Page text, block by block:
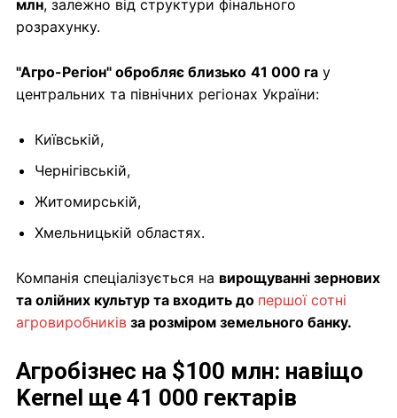
млн, залежно від структури фінального
розрахунку.
"Агро-Регіон" обробляє близько 41 000 га у
центральних та північних регіонах України:
Київській,
Чернігівській,
Житомирській,
Хмельницькій областях.
Компанія спеціалізується на вирощуванні зернових
та олійних культур та входить до першої сотні
агровиробників за розміром земельного банку.
Агробізнес на $100 млн: навіщо
Kernel ще 41 000 гектарів